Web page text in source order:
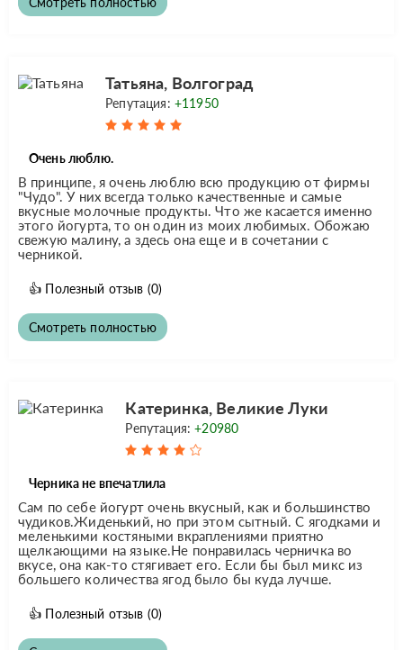
Татьяна, Волгоград
Репутация: +11950
Очень люблю.
В принципе, я очень люблю всю продукцию от фирмы
"Чудо". У них всегда только качественные и самые
вкусные молочные продукты. Что же касается именно
этого йогурта, то он один из моих любимых. Обожаю
свежую малину, а здесь она еще и в сочетании с
черникой.
👍 Полезный отзыв (0)
Смотреть полностью
Катеринка, Великие Луки
Репутация:+20980
Черника не впечатлила
Сам по себе йогурт очень вкусный, как и большинство
чудиков.Жиденький, но при этом сытный. С ягодками и
меленькими костяными вкраплениями приятно
щелкающими на языке.Не понравилась черничка во
вкусе, она как-то стягивает его. Если бы был микс из
большего количества ягод было бы куда лучше.
👍 Полезный отзыв (0)